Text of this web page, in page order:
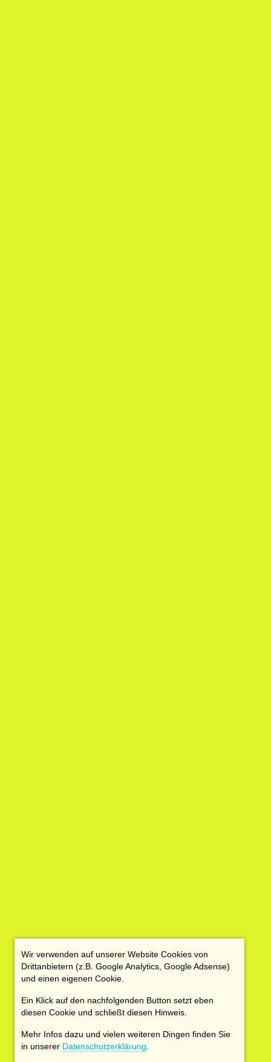
Wir verwenden auf unserer Website Cookies von
Drittanbietern (z.B. Google Analytics, Google Adsense)
und einen eigenen Cookie.
Ein Klick auf den nachfolgenden Button setzt eben
diesen Cookie und schließt diesen Hinweis.
Mehr Infos dazu und vielen weiteren Dingen finden Sie
in unserer Datenschutzerklärung